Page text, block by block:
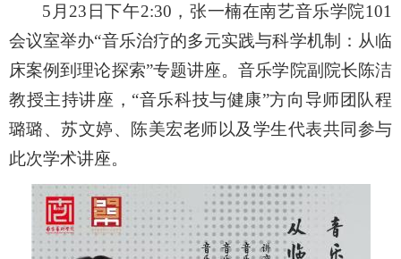
5月23日下午2:30，张一楠在南艺音乐学院101
会议室举办“音乐治疗的多元实践与科学机制：从临
床案例到理论探索”专题讲座。音乐学院副院长陈洁
教授主持讲座，“音乐科技与健康”方向导师团队程
璐璐、苏文婷、陈美宏老师以及学生代表共同参与
此次学术讲座。